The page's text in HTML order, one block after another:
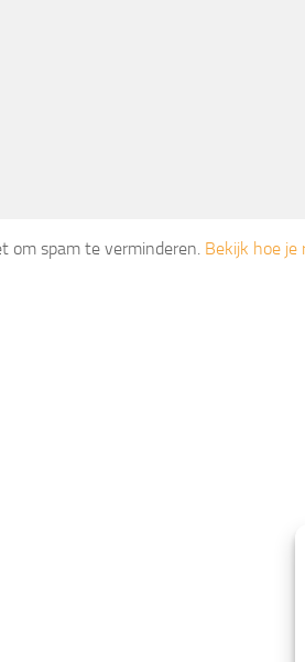
om spam te verminderen. Bekijk hoe